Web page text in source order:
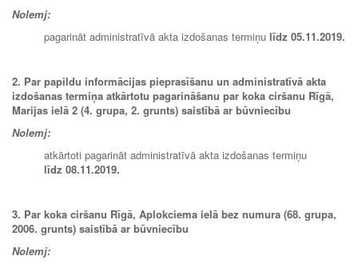
Nolemj:
pagarināt administratīvā akta izdošanas termiņu līdz 05.11.2019.
2. Par papildu informācijas pieprasīšanu un administratīvā akta
izdošanas termiņa atkārtotu pagarināšanu par koka ciršanu Rīgā,
Marijas ielā 2 (4. grupa, 2. grunts) saistībā ar būvniecību
Nolemj:
atkārtoti pagarināt administratīvā akta izdošanas termiņu
līdz 08.11.2019.
3. Par koka ciršanu Rīgā, Aplokciema ielā bez numura (68. grupa,
2006. grunts) saistībā ar būvniecību
Nolemj: